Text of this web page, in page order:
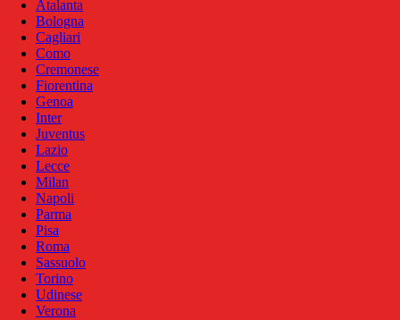
Atalanta
Bologna
Cagliari
Como
Cremonese
Fiorentina
Genoa
Inter
Juventus
Lazio
Lecce
Milan
Napoli
Parma
Pisa
Roma
Sassuolo
Torino
Udinese
Verona